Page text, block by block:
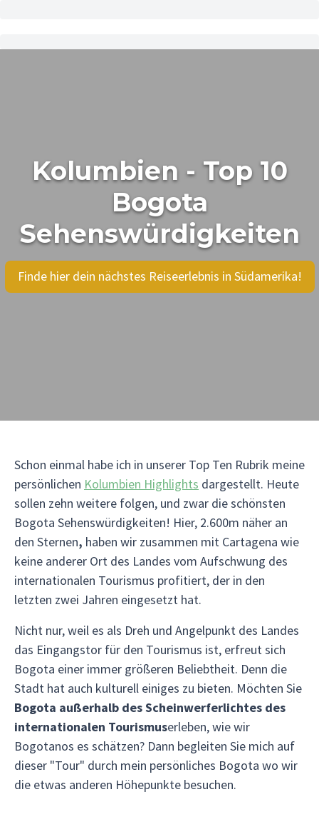
Kolumbien - Top 10
Bogota
Sehenswürdigkeiten
Finde hier dein nächstes Reiseerlebnis in Südamerika!
Schon einmal habe ich in unserer Top Ten Rubrik meine
persönlichen Kolumbien Highlights dargestellt. Heute
sollen zehn weitere folgen, und zwar die schönsten
Bogota Sehenswürdigkeiten! Hier, 2.600m näher an
den Sternen, haben wir zusammen mit Cartagena wie
keine anderer Ort des Landes vom Aufschwung des
internationalen Tourismus profitiert, der in den
letzten zwei Jahren eingesetzt hat.
Nicht nur, weil es als Dreh und Angelpunkt des Landes
das Eingangstor für den Tourismus ist, erfreut sich
Bogota einer immer größeren Beliebtheit. Denn die
Stadt hat auch kulturell einiges zu bieten. Möchten Sie
Bogota außerhalb des Scheinwerferlichtes des
internationalen Tourismuserleben, wie wir
Bogotanos es schätzen? Dann begleiten Sie mich auf
dieser "Tour" durch mein persönliches Bogota wo wir
die etwas anderen Höhepunkte besuchen.